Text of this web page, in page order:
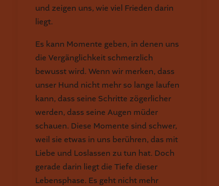
und zeigen uns, wie viel Frieden darin
liegt.
Es kann Momente geben, in denen uns
die Vergänglichkeit schmerzlich
bewusst wird. Wenn wir merken, dass
unser Hund nicht mehr so lange laufen
kann, dass seine Schritte zögerlicher
werden, dass seine Augen müder
schauen. Diese Momente sind schwer,
weil sie etwas in uns berühren, das mit
Liebe und Loslassen zu tun hat. Doch
gerade darin liegt die Tiefe dieser
Lebensphase. Es geht nicht mehr